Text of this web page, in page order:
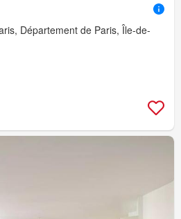
Département de Paris, Île-de-